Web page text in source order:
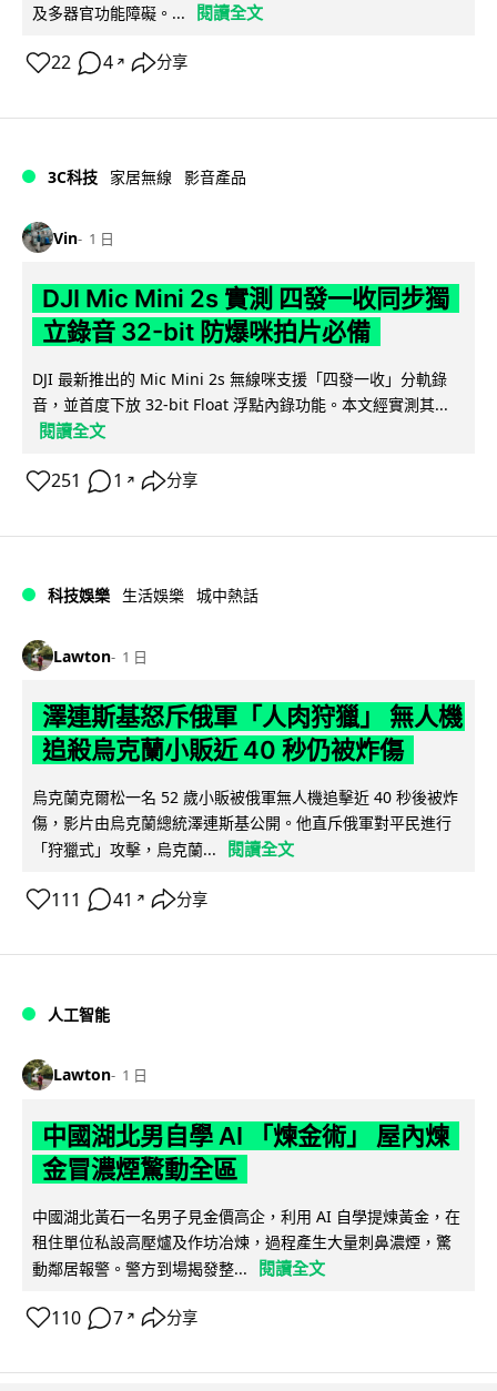
及多器官功能障礙。...
閱讀全文
22 4 ↗ 分享
3C科技 家居無線 影音產品
Vin 1 日
DJI Mic Mini 2s 實測 四發一收同步獨
立錄音 32-bit 防爆咪拍片必備
DJI 最新推出的 Mic Mini 2s 無線咪支援「四發一收」分軌錄
音，並首度下放 32-bit Float 浮點內錄功能。本文經實測其...
閱讀全文
251 1 ↗ 分享
科技娛樂 生活娛樂 城中熱話
Lawton 1 日
澤連斯基怒斥俄軍「人肉狩獵」 無人機
追殺烏克蘭小販近 40 秒仍被炸傷
烏克蘭克爾松一名 52 歲小販被俄軍無人機追擊近 40 秒後被炸
傷，影片由烏克蘭總統澤連斯基公開。他直斥俄軍對平民進行
「狩獵式」攻擊，烏克蘭...
閱讀全文
111 41 ↗ 分享
人工智能
Lawton 1 日
中國湖北男自學 AI 「煉金術」 屋內煉
金冒濃煙驚動全區
中國湖北黃石一名男子見金價高企，利用 AI 自學提煉黃金，在
租住單位私設高壓爐及作坊冶煉，過程產生大量刺鼻濃煙，驚
動鄰居報警。警方到場揭發整...
閱讀全文
110 7 ↗ 分享